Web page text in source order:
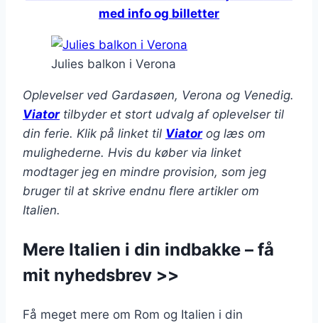
med info og billetter
Julies balkon i Verona
Oplevelser ved Gardasøen, Verona og Venedig.
Viatortilbyder et stort udvalg af oplevelser til
din ferie. Klik på linket til Viatorog læs om
mulighederne. Hvis du køber via linket
modtager jeg en mindre provision, som jeg
bruger til at skrive endnu flere artikler om
Italien.
Mere Italien i din indbakke – få
mit nyhedsbrev >>
Få meget mere om Rom og Italien i din